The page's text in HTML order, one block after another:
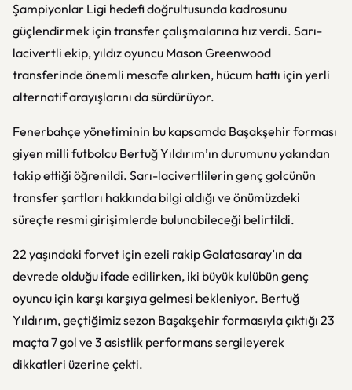
Şampiyonlar Ligi hedefi doğrultusunda kadrosunu
güçlendirmek için transfer çalışmalarına hız verdi. Sarı-
lacivertli ekip, yıldız oyuncu Mason Greenwood
transferinde önemli mesafe alırken, hücum hattı için yerli
alternatif arayışlarını da sürdürüyor.
Fenerbahçe yönetiminin bu kapsamda Başakşehir forması
giyen milli futbolcu Bertuğ Yıldırım’ın durumunu yakından
takip ettiği öğrenildi. Sarı-lacivertlilerin genç golcünün
transfer şartları hakkında bilgi aldığı ve önümüzdeki
süreçte resmi girişimlerde bulunabileceği belirtildi.
22 yaşındaki forvet için ezeli rakip Galatasaray’ın da
devrede olduğu ifade edilirken, iki büyük kulübün genç
oyuncu için karşı karşıya gelmesi bekleniyor. Bertuğ
Yıldırım, geçtiğimiz sezon Başakşehir formasıyla çıktığı 23
maçta 7 gol ve 3 asistlik performans sergileyerek
dikkatleri üzerine çekti.